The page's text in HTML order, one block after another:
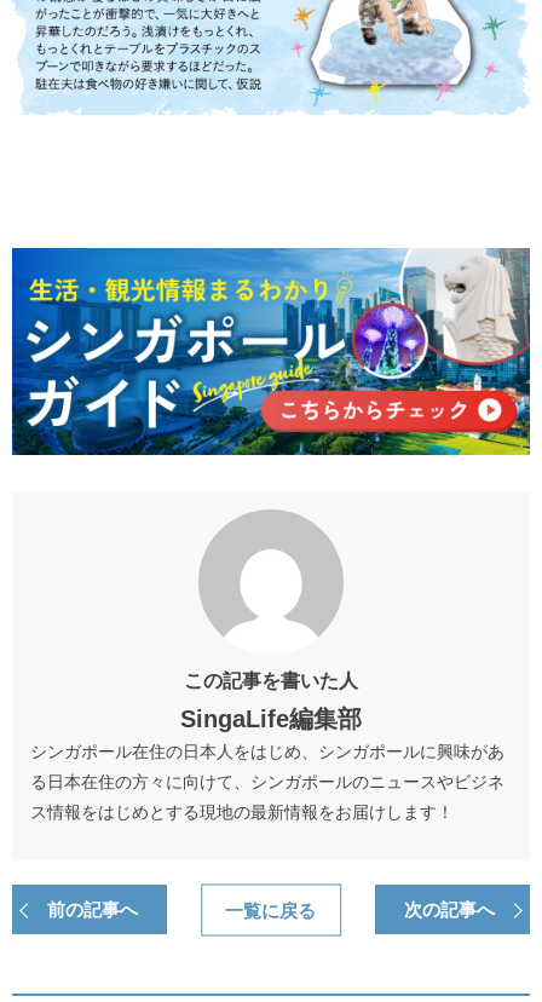
この記事を書いた人
SingaLife編集部
シンガポール在住の日本人をはじめ、シンガポールに興味があ
る日本在住の方々に向けて、シンガポールのニュースやビジネ
ス情報をはじめとする現地の最新情報をお届けします！
前の記事へ 次の記事へ
一覧に戻る